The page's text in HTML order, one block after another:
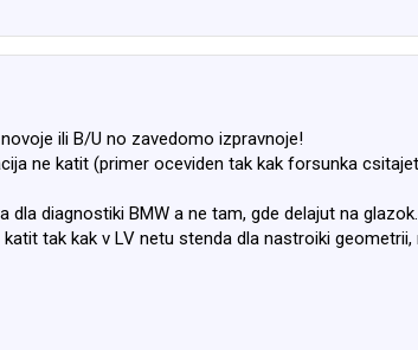
ili B/U no zavedomo izpravnoje!
ne katit (primer oceviden tak kak forsunka
diagnostiki BMW a ne tam, gde delajut na
tak kak v LV netu stenda dla nastroiki